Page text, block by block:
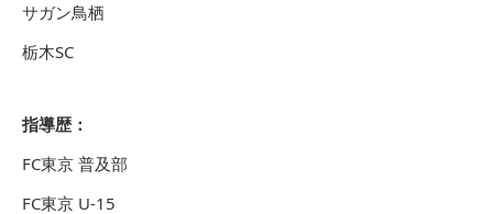
サガン鳥栖
栃木SC
指導歴：
FC東京 普及部
FC東京 U-15